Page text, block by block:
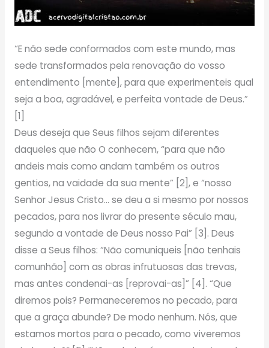
“E não sede conformados com este mundo, mas
sede transformados pela renovação do vosso
entendimento [mente], para que experimenteis qual
seja a boa, agradável, e perfeita vontade de Deus.”
[1]
Deus deseja que Seus filhos sejam diferentes
daqueles que não O conhecem, “para que não
andeis mais como andam também os outros
gentios, na vaidade da sua mente” [2], e “nosso
Senhor Jesus Cristo… se deu a si mesmo por nossos
pecados, para nos livrar do presente século mau,
segundo a vontade de Deus nosso Pai” [3]. Deus
disse a Seus filhos: “Não comuniqueis [não tenhais
comunhão] com as obras infrutuosas das trevas,
mas antes condenai-as [reprovai-as]” [4]. “Que
diremos pois? Permaneceremos no pecado, para
que a graça abunde? De modo nenhum. Nós, que
estamos mortos para o pecado, como viveremos